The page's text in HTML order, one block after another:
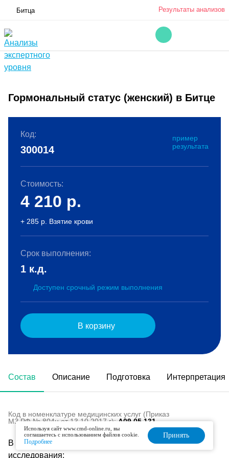
Битца Результаты анализов
Гормональный статус (женский) в Битце
Состав Описание Подготовка Интерпретация
Код в номенклатуре медицинских услуг (Приказ
МЗ РФ № 804н от 13.10.2017 г):A09.05.131
В состав данного комплекса входят следующие
исследования:
Код:
пример
результата
300014
Стоимость:
4 210 р.
+ 285 р. Взятие крови
Срок выполнения:
1 к.д.
Доступен срочный режим выполнения
В корзину
Используя сайт www.cmd-online.ru, вы
соглашаетесь с использованием файлов cookie.
Подробнее
Принять